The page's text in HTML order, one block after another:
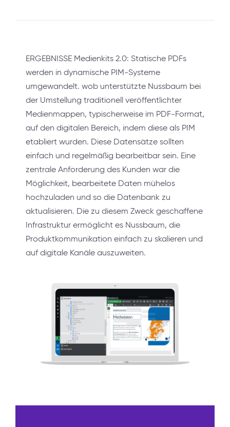
ERGEBNISSE Medienkits 2.0: Statische PDFs
werden in dynamische PIM-Systeme
umgewandelt. wob unterstützte Nussbaum bei
der Umstellung traditionell veröffentlichter
Medienmappen, typischerweise im PDF-Format,
auf den digitalen Bereich, indem diese als PIM
etabliert wurden. Diese Datensätze sollten
einfach und regelmäßig bearbeitbar sein. Eine
zentrale Anforderung des Kunden war die
Möglichkeit, bearbeitete Daten mühelos
hochzuladen und so die Datenbank zu
aktualisieren. Die zu diesem Zweck geschaffene
Infrastruktur ermöglicht es Nussbaum, die
Produktkommunikation einfach zu skalieren und
auf digitale Kanäle auszuweiten.